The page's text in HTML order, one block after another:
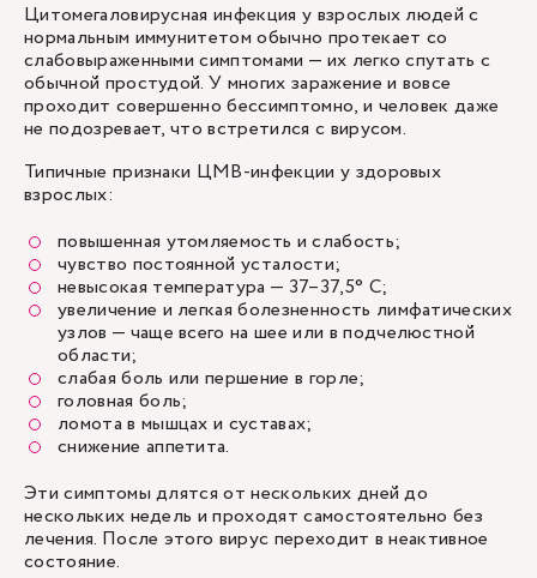
Цитомегаловирусная инфекция у взрослых людей с
нормальным иммунитетом обычно протекает со
слабовыраженными симптомами — их легко спутать с
обычной простудой. У многих заражение и вовсе
проходит совершенно бессимптомно, и человек даже
не подозревает, что встретился с вирусом.
Типичные признаки ЦМВ-инфекции у здоровых
взрослых:
повышенная утомляемость и слабость;
чувство постоянной усталости;
невысокая температура — 37–37,5° C;
увеличение и легкая болезненность лимфатических
узлов — чаще всего на шее или в подчелюстной
области;
слабая боль или першение в горле;
головная боль;
ломота в мышцах и суставах;
снижение аппетита.
Эти симптомы длятся от нескольких дней до
нескольких недель и проходят самостоятельно без
лечения. После этого вирус переходит в неактивное
состояние.